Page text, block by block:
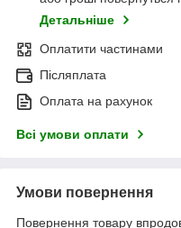
Детальніше
Оплатити частинами
Післяплата
Оплата на рахунок
Всі умови оплати
Умови повернення
Повернення товару